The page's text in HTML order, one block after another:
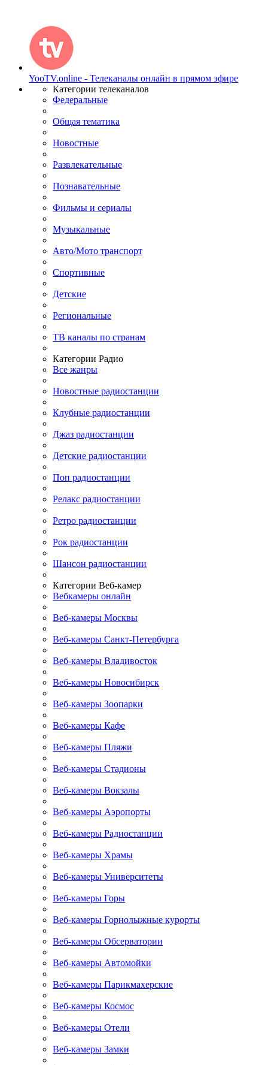
YooTV.online - Телеканалы онлайн в прямом эфире
Категории телеканалов
Федеральные
Общая тематика
Новостные
Развлекательные
Познавательные
Фильмы и сериалы
Музыкальные
Авто/Мото транспорт
Спортивные
Детские
Региональные
ТВ каналы по странам
Категории Радио
Все жанры
Новостные радиостанции
Клубные радиостанции
Джаз радиостанции
Детские радиостанции
Поп радиостанции
Релакс радиостанции
Ретро радиостанции
Рок радиостанции
Шансон радиостанции
Категории Веб-камер
Вебкамеры онлайн
Веб-камеры Москвы
Веб-камеры Санкт-Петербурга
Веб-камеры Владивосток
Веб-камеры Новосибирск
Веб-камеры Зоопарки
Веб-камеры Кафе
Веб-камеры Пляжи
Веб-камеры Стадионы
Веб-камеры Вокзалы
Веб-камеры Аэропорты
Веб-камеры Радиостанции
Веб-камеры Храмы
Веб-камеры Университеты
Веб-камеры Горы
Веб-камеры Горнолыжные курорты
Веб-камеры Обсерватории
Веб-камеры Автомойки
Веб-камеры Парикмахерские
Веб-камеры Космос
Веб-камеры Отели
Веб-камеры Замки